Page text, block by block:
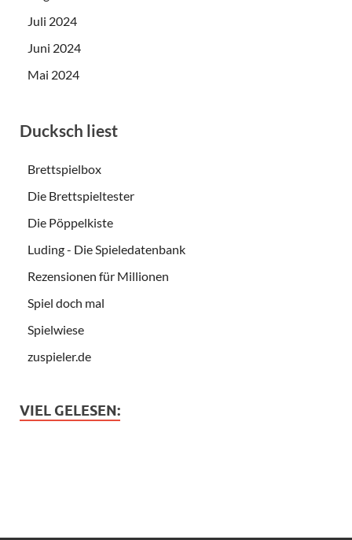
Juli 2024
Juni 2024
Mai 2024
Ducksch liest
Brettspielbox
Die Brettspieltester
Die Pöppelkiste
Luding - Die Spieledatenbank
Rezensionen für Millionen
Spiel doch mal
Spielwiese
zuspieler.de
VIEL GELESEN: